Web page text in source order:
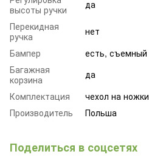
высоты ручки
да
Перекидная
ручка
нет
Бампер
есть, съемный
Багажная
корзина
да
Комплектация
чехол на ножки
Производитель
Польша
Поделиться в соцсетях